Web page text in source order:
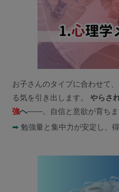
お子さんのタイプに合わせて、
る気を引き出します。 やらさ
強へ——。自信と意欲が育ちま
➡ 勉強量と集中力が安定し、